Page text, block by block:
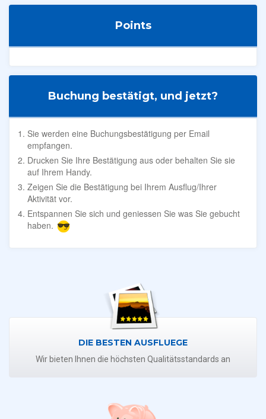
Points
Buchung bestätigt, und jetzt?
Sie werden eine Buchungsbestätigung per Email
empfangen.
Drucken Sie Ihre Bestätigung aus oder behalten Sie sie
auf Ihrem Handy.
Zeigen Sie die Bestätigung bei Ihrem Ausflug/Ihrer
Aktivität vor.
Entspannen Sie sich und geniessen Sie was Sie gebucht
haben.
DIE BESTEN AUSFLUEGE
Wir bieten Ihnen die höchsten Qualitätsstandards an